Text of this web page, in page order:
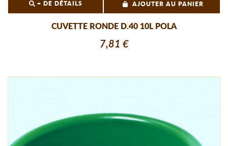
+ DE DÉTAILS AJOUTER AU PANIER
CUVETTE RONDE D.40 10L POLA
7,81 €